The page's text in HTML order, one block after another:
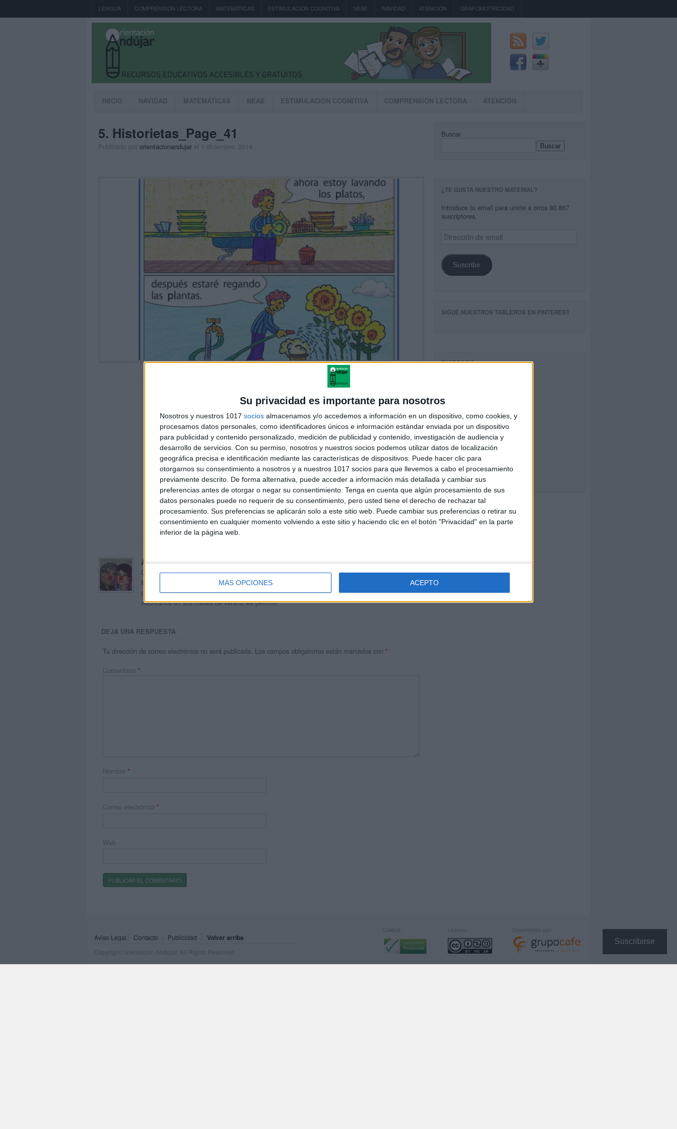
Su privacidad es importante para nosotros
Nosotros y nuestros 1017 socios almacenamos y/o accedemos a información en un dispositivo, como cookies, y
procesamos datos personales, como identificadores únicos e información estándar enviada por un dispositivo
para publicidad y contenido personalizado, medición de publicidad y contenido, investigación de audiencia y
desarrollo de servicios. Con su permiso, nosotros y nuestros socios podemos utilizar datos de localización
geográfica precisa e identificación mediante las características de dispositivos. Puede hacer clic para
otorgarnos su consentimiento a nosotros y a nuestros 1017 socios para que llevemos a cabo el procesamiento
previamente descrito. De forma alternativa, puede acceder a información más detallada y cambiar sus
preferencias antes de otorgar o negar su consentimiento. Tenga en cuenta que algún procesamiento de sus
datos personales puede no requerir de su consentimiento, pero usted tiene el derecho de rechazar tal
procesamiento. Sus preferencias se aplicarán solo a este sitio web. Puede cambiar sus preferencias o retirar su
consentimiento en cualquier momento volviendo a este sitio y haciendo clic en el botón "Privacidad" en la parte
inferior de la página web.
MÁS OPCIONES ACEPTO
Suscribirse
LENGUA COMPRENSIÓN LECTORA MATEMÁTICAS ESTIMULACION COGNITIVA NEAE NAVIDAD ATENCIÓN GRAFOMOTRICIDAD
INICIO NAVIDAD MATEMÁTICAS NEAE ESTIMULACION COGNITIVA COMPRENSIÓN LECTORA ATENCIÓN
5. Historietas_Page_41
Publicado por orientacionandujar el 1 diciembre, 2014
Acerca de orientacionandujar
Orientación Andújar no es solo un blog, es la apuesta personal de dos profesores Ginés y
Maribel, que además de ser pareja, son los encargados de los contenidos que encontramos
dentro del blog y en el cual, vuelcan la mayor parte del tiempo, que sus tareas como docentes, y
voluntarios en sus meses de verano les permite.
DEJA UNA RESPUESTA
Tu dirección de correo electrónico no será publicada. Los campos obligatorios están marcados con *
Comentario *
Nombre *
Correo electrónico *
Web
Buscar
Buscar
¿TE GUSTA NUESTRO MATERIAL?
Introduce tu email para unirte a otros 80.867
suscriptores.
Dirección
de
Suscribir
SIGUE NUESTROS TABLEROS EN PINTEREST
FACEBOOK
Aviso Legal Contacto Publicidad Volver arriba